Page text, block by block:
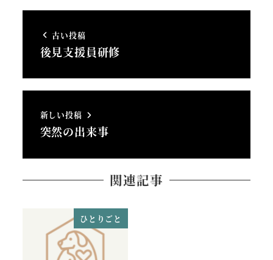
古い投稿
後見支援員研修
新しい投稿
突然の出来事
関連記事
ひとりごと